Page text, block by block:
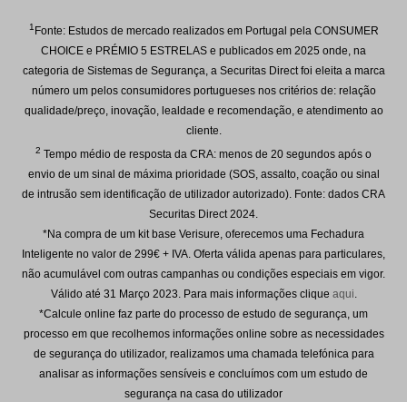
1 Fonte: Estudos de mercado realizados em Portugal pela CONSUMER
CHOICE e PRÉMIO 5 ESTRELAS e publicados em 2025 onde, na
categoria de Sistemas de Segurança, a Securitas Direct foi eleita a marca
número um pelos consumidores portugueses nos critérios de: relação
qualidade/preço, inovação, lealdade e recomendação, e atendimento ao
cliente.
2 Tempo médio de resposta da CRA: menos de 20 segundos após o
envio de um sinal de máxima prioridade (SOS, assalto, coação ou sinal
de intrusão sem identificação de utilizador autorizado). Fonte: dados CRA
Securitas Direct 2024.
*Na compra de um kit base Verisure, oferecemos uma Fechadura
Inteligente no valor de 299€ + IVA. Oferta válida apenas para particulares,
não acumulável com outras campanhas ou condições especiais em vigor.
Válido até 31 Março 2023. Para mais informações clique aqui.
*Calcule online faz parte do processo de estudo de segurança, um
processo em que recolhemos informações online sobre as necessidades
de segurança do utilizador, realizamos uma chamada telefónica para
analisar as informações sensíveis e concluímos com um estudo de
segurança na casa do utilizador